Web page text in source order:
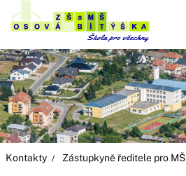
Kontakty Zástupkyně ředitele pro MŠ